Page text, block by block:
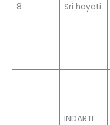
8 Sri hayati
INDARTI